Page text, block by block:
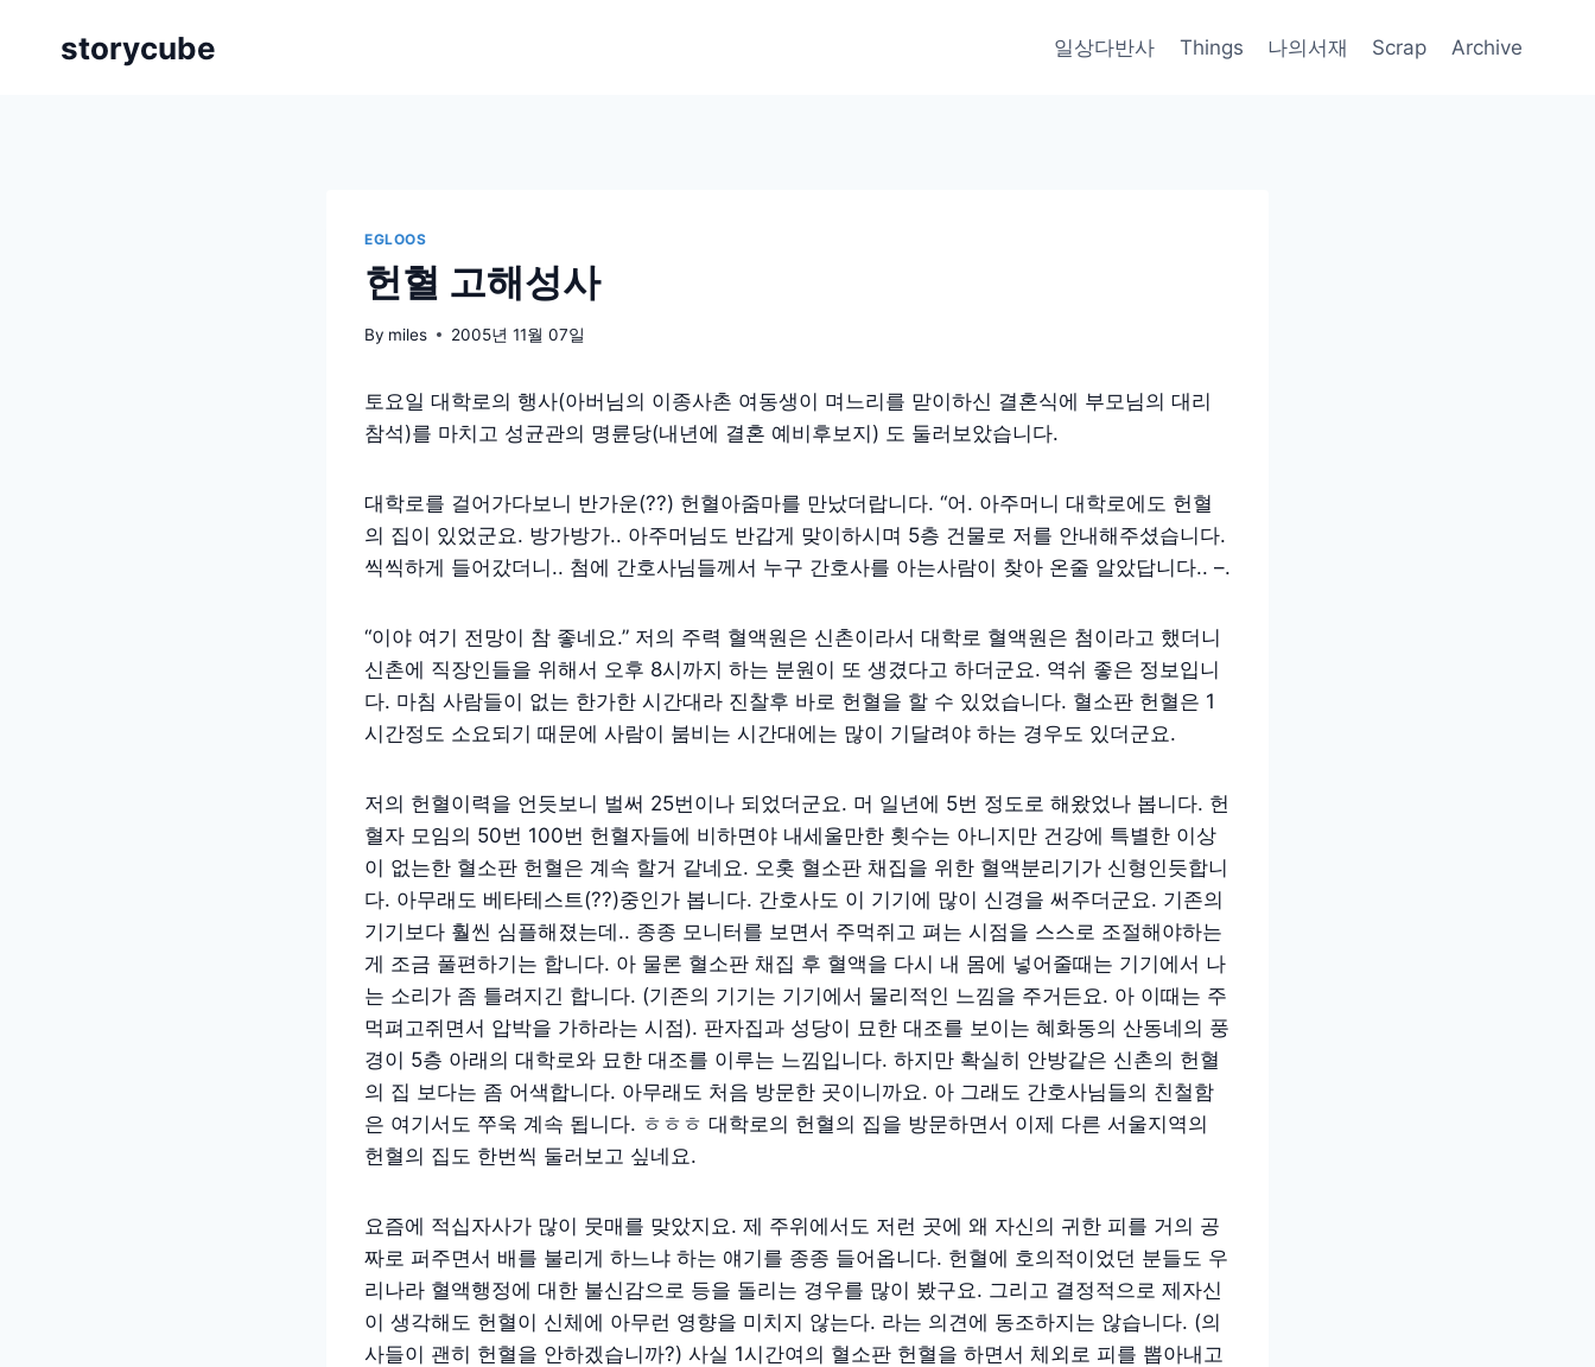
storycube 일상다반사 Things 나의서재 Scrap Archive
EGLOOS
헌혈 고해성사
By miles 2005년 11월 07일
토요일 대학로의 행사(아버님의 이종사촌 여동생이 며느리를 맏이하신 결혼식에 부모님의 대리
참석)를 마치고 성균관의 명륜당(내년에 결혼 예비후보지) 도 둘러보았습니다.
대학로를 걸어가다보니 반가운(??) 헌혈아줌마를 만났더랍니다. “어. 아주머니 대학로에도 헌혈
의 집이 있었군요. 방가방가.. 아주머님도 반갑게 맞이하시며 5층 건물로 저를 안내해주셨습니다.
씩씩하게 들어갔더니.. 첨에 간호사님들께서 누구 간호사를 아는사람이 찾아 온줄 알았답니다.. –.
“이야 여기 전망이 참 좋네요.” 저의 주력 혈액원은 신촌이라서 대학로 혈액원은 첨이라고 했더니
신촌에 직장인들을 위해서 오후 8시까지 하는 분원이 또 생겼다고 하더군요. 역쉬 좋은 정보입니
다. 마침 사람들이 없는 한가한 시간대라 진찰후 바로 헌혈을 할 수 있었습니다. 혈소판 헌혈은 1
시간정도 소요되기 때문에 사람이 붐비는 시간대에는 많이 기달려야 하는 경우도 있더군요.
저의 헌혈이력을 언듯보니 벌써 25번이나 되었더군요. 머 일년에 5번 정도로 해왔었나 봅니다. 헌
혈자 모임의 50번 100번 헌혈자들에 비하면야 내세울만한 횟수는 아니지만 건강에 특별한 이상
이 없는한 혈소판 헌혈은 계속 할거 같네요. 오홋 혈소판 채집을 위한 혈액분리기가 신형인듯합니
다. 아무래도 베타테스트(??)중인가 봅니다. 간호사도 이 기기에 많이 신경을 써주더군요. 기존의
기기보다 훨씬 심플해졌는데.. 종종 모니터를 보면서 주먹쥐고 펴는 시점을 스스로 조절해야하는
게 조금 풀편하기는 합니다. 아 물론 혈소판 채집 후 혈액을 다시 내 몸에 넣어줄때는 기기에서 나
는 소리가 좀 틀려지긴 합니다. (기존의 기기는 기기에서 물리적인 느낌을 주거든요. 아 이때는 주
먹펴고쥐면서 압박을 가하라는 시점). 판자집과 성당이 묘한 대조를 보이는 혜화동의 산동네의 풍
경이 5층 아래의 대학로와 묘한 대조를 이루는 느낌입니다. 하지만 확실히 안방같은 신촌의 헌혈
의 집 보다는 좀 어색합니다. 아무래도 처음 방문한 곳이니까요. 아 그래도 간호사님들의 친철함
은 여기서도 쭈욱 계속 됩니다. ㅎㅎㅎ 대학로의 헌혈의 집을 방문하면서 이제 다른 서울지역의
헌혈의 집도 한번씩 둘러보고 싶네요.
요즘에 적십자사가 많이 뭇매를 맞았지요. 제 주위에서도 저런 곳에 왜 자신의 귀한 피를 거의 공
짜로 퍼주면서 배를 불리게 하느냐 하는 얘기를 종종 들어옵니다. 헌혈에 호의적이었던 분들도 우
리나라 혈액행정에 대한 불신감으로 등을 돌리는 경우를 많이 봤구요. 그리고 결정적으로 제자신
이 생각해도 헌혈이 신체에 아무런 영향을 미치지 않는다. 라는 의견에 동조하지는 않습니다. (의
사들이 괜히 헌혈을 안하겠습니까?) 사실 1시간여의 혈소판 헌혈을 하면서 체외로 피를 뽑아내고